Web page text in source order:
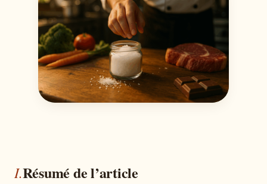
Résumé de l’article